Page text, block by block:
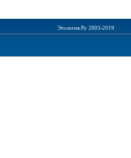
Этология.Ру 2003-2019